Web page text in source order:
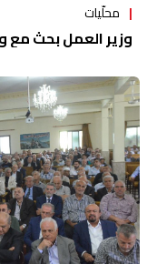
محلّيات
وزير العمل بحث